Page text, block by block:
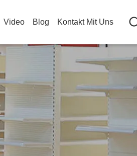
Video Blog Kontakt Mit Uns